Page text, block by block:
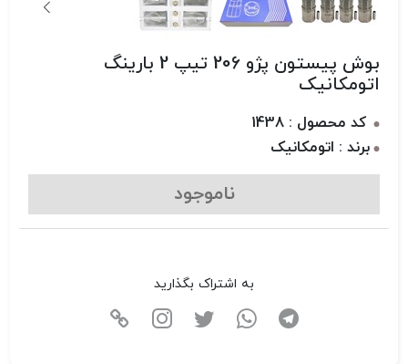
بوش پیستون پژو 206 تیپ 2 بارینگ
اتومکانیک
کد محصول : 1438
برند : اتومکانیک
ناموجود
به اشتراک بگذارید